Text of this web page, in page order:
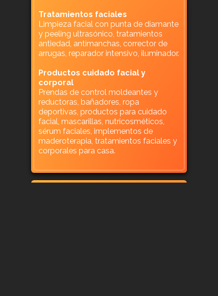
Tratamientos faciales
Limpieza facial con punta de diamante
y peeling ultrasónico, tratamientos
antiedad, antimanchas, corrector de
arrugas, reparador intensivo, iluminador.
Productos cuidado facial y
corporal
Prendas de control moldeantes y
reductoras, bañadores, ropa
deportivas, productos para cuidado
facial, mascarillas, nutricosméticos,
sérum faciales, implementos de
maderoterapia, tratamientos faciales y
corporales para casa.